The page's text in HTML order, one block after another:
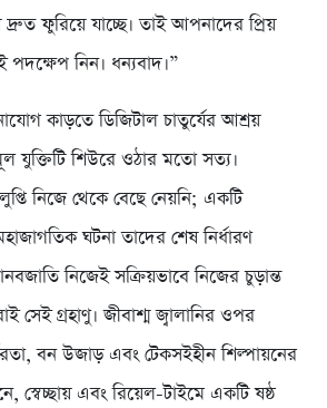
ফুরিয়ে যাচ্ছে। তাই আপনাদের প্রিয়
পদক্ষেপ নিন। ধন্যবাদ।”
কাড়তে ডিজিটাল চাতুর্যের আশ্রয়
যুক্তিটি শিউরে ওঠার মতো সত্য।
নিজে থেকে বেছে নেয়নি; একটি
ঘটনা তাদের শেষ নির্ধারণ
নিজেই সক্রিয়ভাবে নিজের চুড়ান্ত
সেই গ্রহাণু। জীবাশ্ম জ্বালানির ওপর
বন উজাড় এবং টেকসইহীন শিল্পায়নের
স্বেচ্ছায় এবং রিয়েল-টাইমে একটি ষষ্ঠ